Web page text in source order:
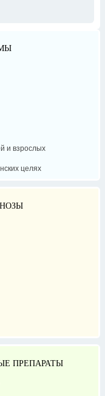
и взрослых
целях
ПРЕПАРАТЫ